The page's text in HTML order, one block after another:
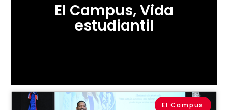
El Campus, Vida
estudiantil
El Campus